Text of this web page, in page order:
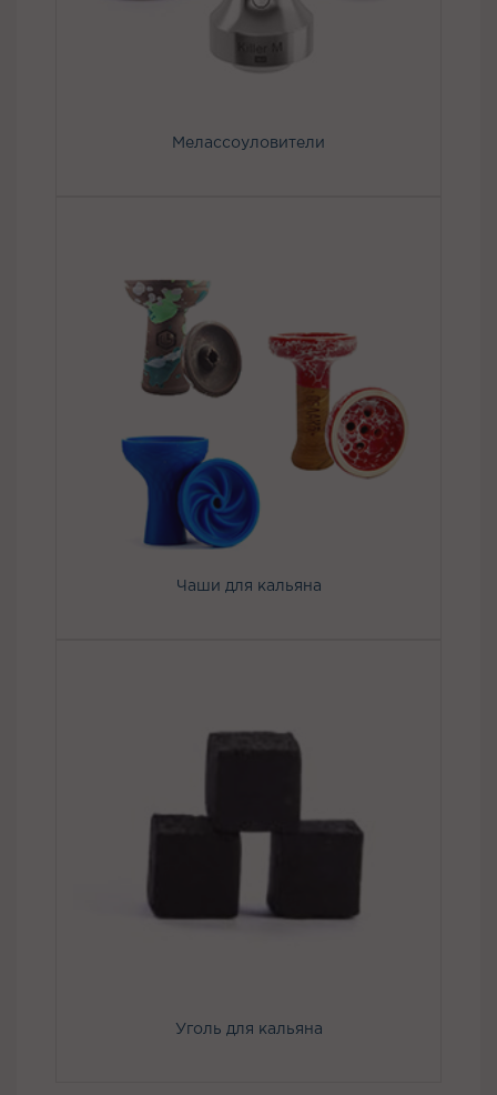
Мелассоуловители
Чаши для кальяна
Уголь для кальяна